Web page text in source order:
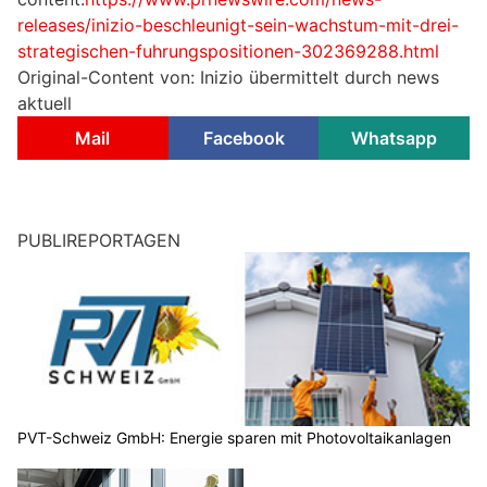
releases/inizio-beschleunigt-sein-wachstum-mit-drei-
strategischen-fuhrungspositionen-302369288.html
Original-Content von: Inizio übermittelt durch news
aktuell
Mail
Facebook Whatsapp
PUBLIREPORTAGEN
PVT-Schweiz GmbH: Energie sparen mit Photovoltaikanlagen